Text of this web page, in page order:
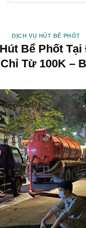
DỊCH VỤ HÚT BỂ PHỐT
Bể Phốt
Từ 100K –